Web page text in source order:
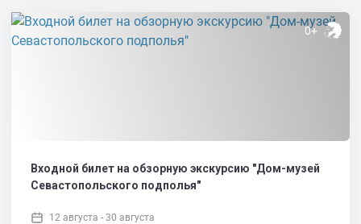
0+
Входной билет на обзорную экскурсию "Дом-музей
Севастопольского подполья"
12 августа - 30 августа